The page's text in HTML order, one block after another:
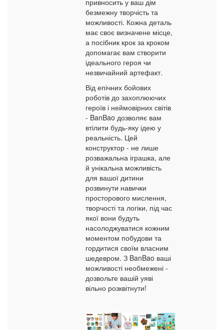
привносить у ваш дім
безмежну творчість та
можливості. Кожна деталь
має своє визначене місце,
а посібник крок за кроком
допомагає вам створити
ідеального героя чи
незвичайний артефакт.
Від епічних бойових
роботів до захоплюючих
героїв і неймовірних світів
- BanBao дозволяє вам
втілити будь-яку ідею у
реальність. Цей
конструктор - не лише
розважальна іграшка, але
й унікальна можливість
для вашої дитини
розвинути навички
просторового мислення,
творчості та логіки, під час
якої вони будуть
насолоджуватися кожним
моментом побудови та
гордитися своїм власним
шедевром. З BanBao ваші
можливості необмежені -
дозвольте вашій уяві
вільно розквітнути!